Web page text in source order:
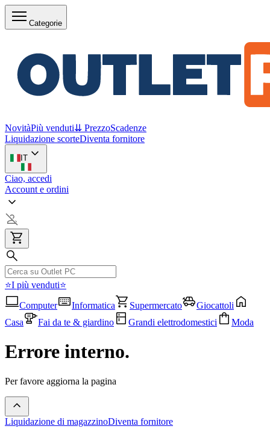
Categorie
NovitàPiù venduti⇊ PrezzoScadenze
Liquidazione scorteDiventa fornitore
IT
Ciao, accedi
Account e ordini
⭐I più venduti⭐
Computer
Informatica Supermercato
Giocattoli
Casa
Fai da te & giardino Grandi elettrodomestici Moda
Errore interno.
Per favore aggiorna la pagina
Liquidazione di magazzinoDiventa fornitore